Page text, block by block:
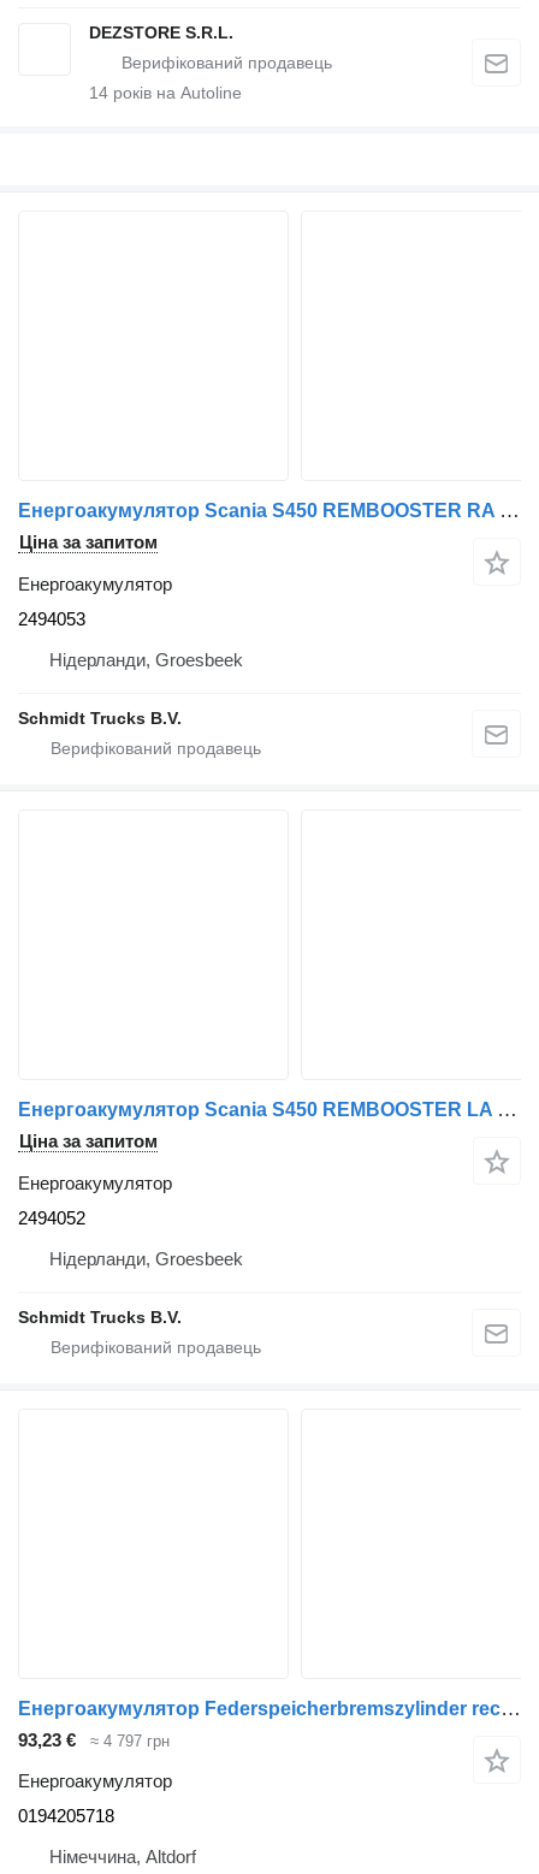
DEZSTORE S.R.L.
14 років на Autoline
Енергоакумулятор Scania S450 REMBOOSTER RA EURO 6 2494053 до вантажівки
Ціна за запитом
Енергоакумулятор
2494053
Нідерланди, Groesbeek
Schmidt Trucks B.V.
Енергоакумулятор Scania S450 REMBOOSTER LA EURO 6 2494052 до вантажівки
Ціна за запитом
Енергоакумулятор
2494052
Нідерланди, Groesbeek
Schmidt Trucks B.V.
Енергоакумулятор Federspeicherbremszylinder rechts 0194205718 до вантажівки DAF MERCEDES
93,23 € ≈ 4 797 грн
Енергоакумулятор
0194205718
Німеччина, Altdorf